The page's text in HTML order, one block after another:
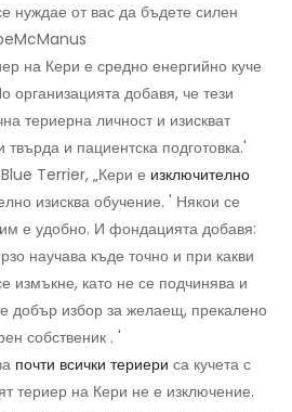
нуждае от вас да бъдете силен
на Кери е средно енергийно куче
организацията добавя, че тези
териерна личност и изискват
и пациентска подготовка.'
Terrier, „Кери е изключително
изисква обучение. ' Някои се
е удобно. И фондацията добавя:
научава къде точно и при какви
измъкне, като не се подчинява и
добър избор за желаещ, прекалено
собственик . '
почти всички териери са кучета с
териер на Кери не е изключение.